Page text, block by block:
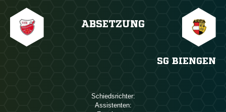
ABSETZUNG
SG BIENGEN
Schiedsrichter:
Assistenten: